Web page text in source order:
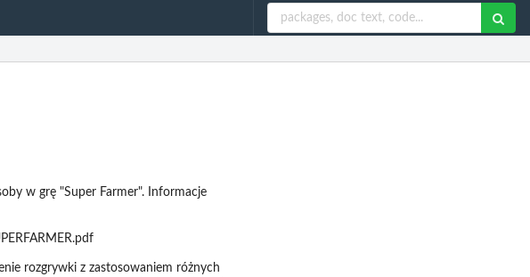
w grę "Super Farmer". Informacje
rozgrywki z zastosowaniem różnych